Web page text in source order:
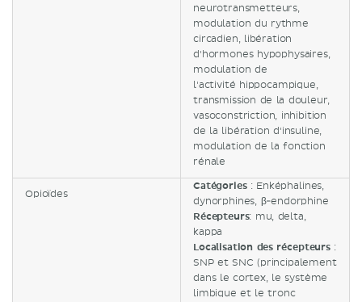
neurotransmetteurs,
modulation du rythme
circadien, libération
d'hormones hypophysaires,
modulation de
l'activité hippocampique,
transmission de la douleur,
vasoconstriction, inhibition
de la libération d'insuline,
modulation de la fonction
rénale
Opioïdes
Catégories: Enképhalines,
dynorphines, β-endorphine
Récepteurs: mu, delta,
kappa
Localisation des récepteurs:
SNP et SNC (principalement
dans le cortex, le système
limbique et le tronc